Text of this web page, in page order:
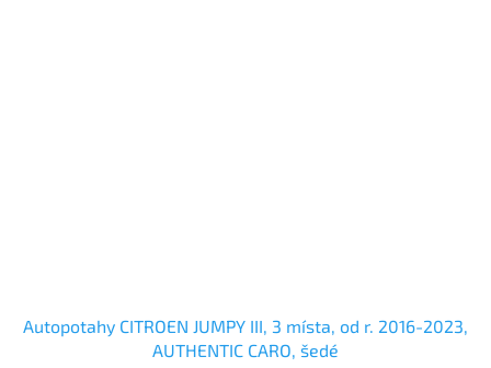
Autopotahy CITROEN JUMPY III, 3 místa, od r. 2016-2023,
AUTHENTIC CARO, šedé